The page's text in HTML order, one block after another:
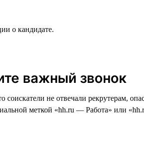
о кандидате.
важный звонок
не отвечали рекрутерам,
меткой «hh.ru — Работа» или